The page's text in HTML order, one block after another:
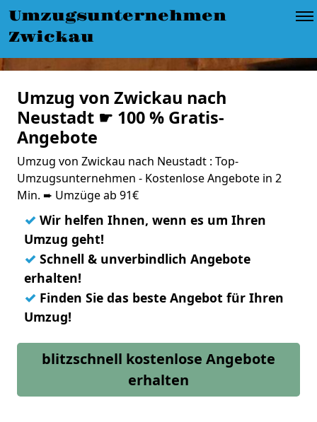
Umzugsunternehmen
Zwickau
Umzug von Zwickau nach
Neustadt ☛ 100 % Gratis-
Angebote
Umzug von Zwickau nach Neustadt : Top-
Umzugsunternehmen - Kostenlose Angebote in 2
Min. ➨ Umzüge ab 91€
✓ Wir helfen Ihnen, wenn es um Ihren
Umzug geht!
✓ Schnell & unverbindlich Angebote
erhalten!
✓ Finden Sie das beste Angebot für Ihren
Umzug!
blitzschnell kostenlose Angebote
erhalten